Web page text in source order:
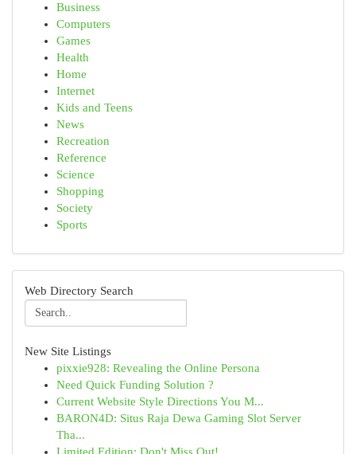
Business
Computers
Games
Health
Home
Internet
Kids and Teens
News
Recreation
Reference
Science
Shopping
Society
Sports
Web Directory Search
New Site Listings
pixxie928: Revealing the Online Persona
Need Quick Funding Solution ?
Current Website Style Directions You M...
BARON4D: Situs Raja Dewa Gaming Slot Server
Tha...